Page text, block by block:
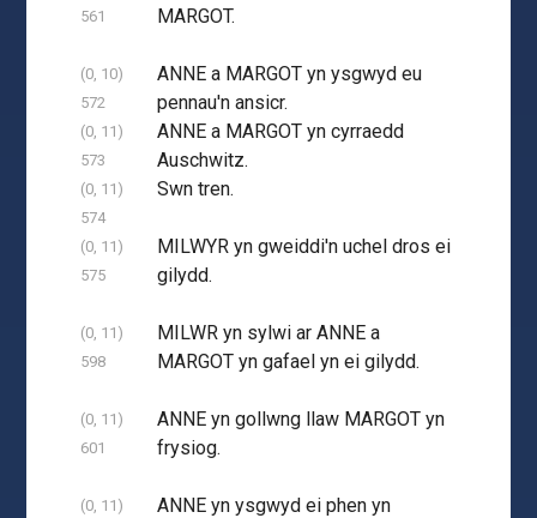
561
MARGOT.
(0, 10)
572
ANNE a MARGOT yn ysgwyd eu
pennau'n ansicr.
(0, 11)
573
ANNE a MARGOT yn cyrraedd
Auschwitz.
(0, 11)
574
Swn tren.
(0, 11)
575
MILWYR yn gweiddi'n uchel dros ei
gilydd.
(0, 11)
598
MILWR yn sylwi ar ANNE a
MARGOT yn gafael yn ei gilydd.
(0, 11)
601
ANNE yn gollwng llaw MARGOT yn
frysiog.
(0, 11)
ANNE yn ysgwyd ei phen yn